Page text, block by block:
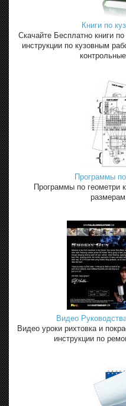
Книги по
Скачайте Бесплатно книги
инструкции по кузовным
контрольные
Программы по
Программы по геометри
Видео
Видео уроки рихтовка и
инструкции по